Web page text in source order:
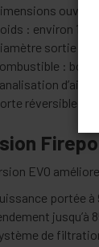
: environ 180
sortie
: bois
d’air
réversible : oui.
EVO
portée à
jusqu’à
de